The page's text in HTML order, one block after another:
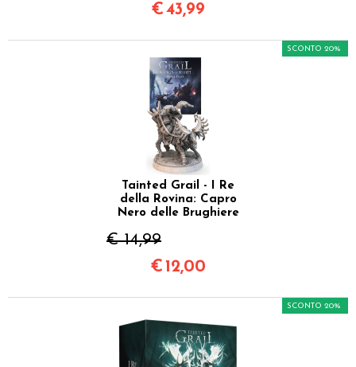
€43,99
Tainted Grail - I Re
della Rovina: Capro
Nero delle Brughiere
€ 14,99
SCONTO 20%
€ 12,00
SCONTO 20%